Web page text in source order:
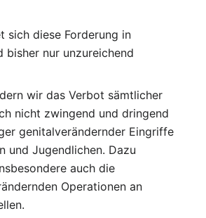
sich diese Forderung in
bisher nur unzureichend
wir das Verbot sämtlicher
nicht zwingend und dringend
genitalverändernder Eingriffe
und Jugendlichen. Dazu
auch die
Operationen an